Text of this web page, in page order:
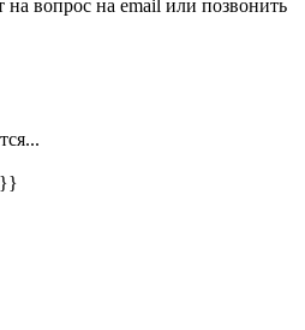
вопрос на email или позвонить